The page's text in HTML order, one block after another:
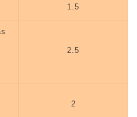
1.5
2.5
2